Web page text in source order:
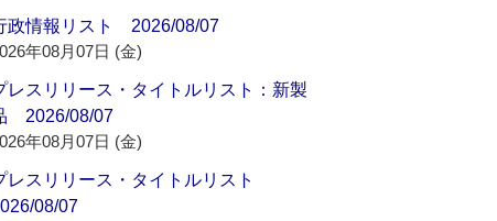
政情報リスト 2026/08/07
年08月07日 (金)
レスリリース・タイトルリスト：新製
2026/08/07
年08月07日 (金)
レスリリース・タイトルリスト
08/07